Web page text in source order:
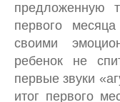
предложенную
первого
своими
ребенок не
первые звуки
итог первого